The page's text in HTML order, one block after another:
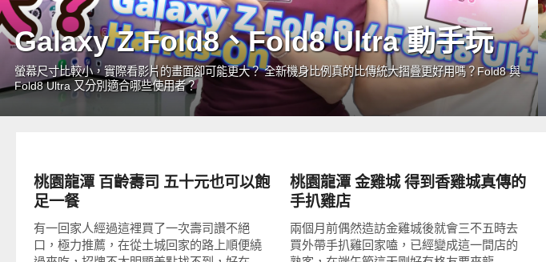
Galaxy Z Fold8、Fold8 Ultra 動手玩
螢幕尺寸比較小，實際看影片的畫面卻可能更大？ 全新機身比例真的比傳統大摺疊更好用嗎？Fold8 與
Fold8 Ultra 又分別適合哪些使用者？
桃園龍潭 百齡壽司 五十元也可以飽
足一餐
有一回家人經過這裡買了一次壽司讚不絕
口，極力推薦，在從土城回家的路上順便繞
桃園龍潭 金雞城 得到香雞城真傳的
手扒雞店
兩個月前偶然造訪金雞城後就會三不五時去
買外帶手扒雞回家嗑，已經變成這一間店的